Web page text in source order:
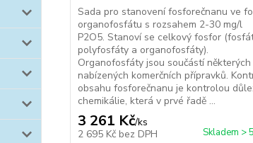
Sada pro stanovení fosforečnanu ve
organofosfátu s rozsahem 2-30 mg/l
P2O5. Stanoví se celkový fosfor
polyfosfáty a organofosfáty).
Organofosfáty jsou součástí některých
nabízených komerčních přípravků.
obsahu fosforečnanu je kontrolou
chemikálie, která v prvé řadě ...
3 261 Kč/ks
2 695 Kč bez DPH Skladem >